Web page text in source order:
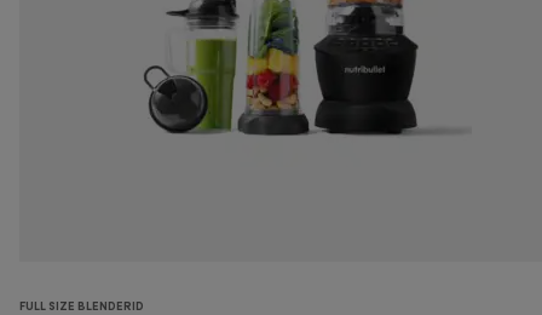
FULL SIZE BLENDERID